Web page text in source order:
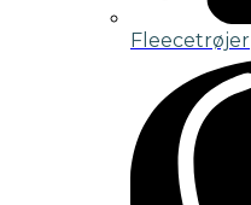
Fleecetrøjer